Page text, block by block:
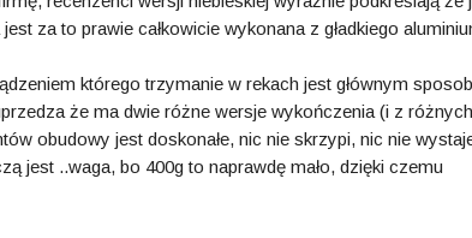
za to prawie całkowicie wykonana z gładkiego
którego trzymanie w rekach jest głównym
że ma dwie różne wersje wykończenia (i z różnych
obudowy jest doskonałe, nic nie skrzypi, nic nie
jest ..waga, bo 400g to naprawdę mało, dzięki czemu